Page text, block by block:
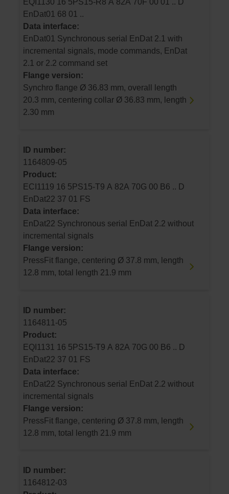
EQI1130 16 5PS15-R8 A 82A 70F 00 01 .. D
EnDat01 68 01 ..
Data interface:
EnDat01 Synchronous serial EnDat 2.1 with
incremental signals, mode commands, EnDat
2.1 or 2.2 command set
Flange version:
Synchro flange Ø 36.83 mm, overall length
20.3 mm, centering collar Ø 36.83 mm, length
2.30 mm
ID number:
1164809-05
Product:
ECI1119 16 5PS15-T9 A 82A 70G 00 B6 .. D
EnDat22 37 01 FS
Data interface:
EnDat22 Synchronous serial EnDat 2.2 without
incremental signals
Flange version:
PressFit flange, centering Ø 37.8 mm, length
12.8 mm, total length 21.9 mm
ID number:
1164811-05
Product:
EQI1131 16 5PS15-T9 A 82A 70G 00 B6 .. D
EnDat22 37 01 FS
Data interface:
EnDat22 Synchronous serial EnDat 2.2 without
incremental signals
Flange version:
PressFit flange, centering Ø 37.8 mm, length
12.8 mm, total length 21.9 mm
ID number:
1164812-03